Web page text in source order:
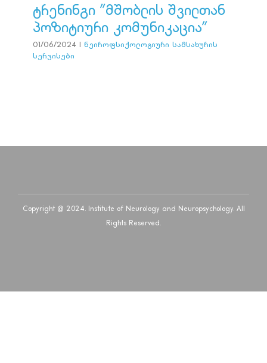
ნეიროფსიქოლოგიური სამსახურის სერვისები
ტრენინგი ”მშობლის შვილთან
პოზიტიური კომუნიკაცია”
01/06/2024 | ნეიროფსიქოლოგიური სამსახურის
სერვისები
Copyright @ 2024. Institute of Neurology and Neuropsychology. All
Rights Reserved.